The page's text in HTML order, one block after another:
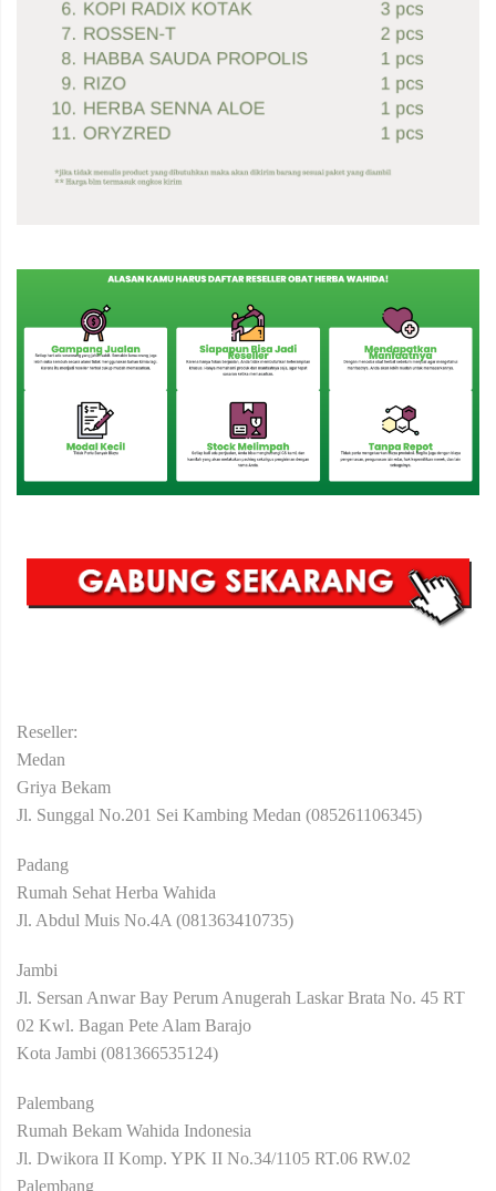
Reseller:
Medan
Griya Bekam
Jl. Sunggal No.201 Sei Kambing Medan (085261106345)
Padang
Rumah Sehat Herba Wahida
Jl. Abdul Muis No.4A (081363410735)
Jambi
Jl. Sersan Anwar Bay Perum Anugerah Laskar Brata No. 45 RT
02 Kwl. Bagan Pete Alam Barajo
Kota Jambi (081366535124)
Palembang
Rumah Bekam Wahida Indonesia
Jl. Dwikora II Komp. YPK II No.34/1105 RT.06 RW.02
Palembang